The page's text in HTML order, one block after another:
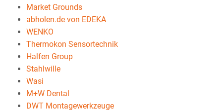
Market Grounds
abholen.de von EDEKA
WENKO
Thermokon Sensortechnik
Halfen Group
Stahlwille
Wasi
M+W Dental
DWT Montagewerkzeuge